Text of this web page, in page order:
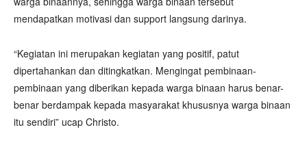
mendapatkan motivasi dan support langsung darinya.
“Kegiatan ini merupakan kegiatan yang positif, patut
dipertahankan dan ditingkatkan. Mengingat pembinaan-
pembinaan yang diberikan kepada warga binaan harus benar-
benar berdampak kepada masyarakat khususnya warga binaan
itu sendiri” ucap Christo.